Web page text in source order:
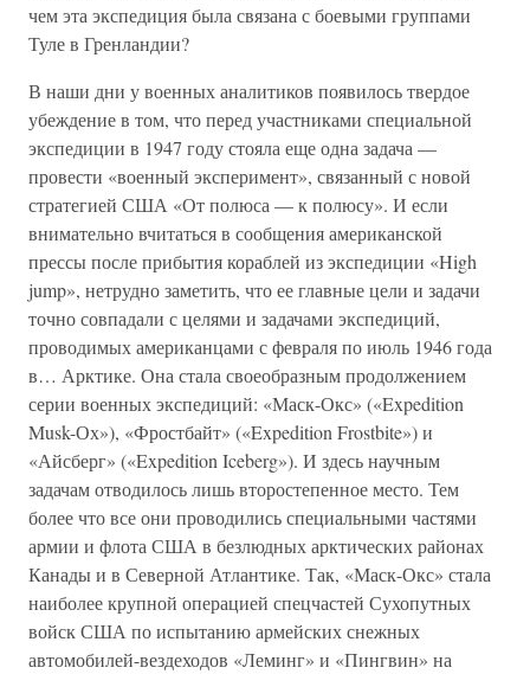
чем эта экспедиция была связана с боевыми группами
Туле в Гренландии?
В наши дни у военных аналитиков появилось твердое
убеждение в том, что перед участниками специальной
экспедиции в 1947 году стояла еще одна задача —
провести «военный эксперимент», связанный с новой
стратегией США «От полюса — к полюсу». И если
внимательно вчитаться в сообщения американской
прессы после прибытия кораблей из экспедиции «High
jump», нетрудно заметить, что ее главные цели и задачи
точно совпадали с целями и задачами экспедиций,
проводимых американцами с февраля по июль 1946 года
в… Арктике. Она стала своеобразным продолжением
серии военных экспедиций: «Маск-Окс» («Expedition
Musk-Ох»), «Фростбайт» («Expedition Frostbite») и
«Айсберг» («Expedition Iceberg»). И здесь научным
задачам отводилось лишь второстепенное место. Тем
более что все они проводились специальными частями
армии и флота США в безлюдных арктических районах
Канады и в Северной Атлантике. Так, «Маск-Окс» стала
наиболее крупной операцией спецчастей Сухопутных
войск США по испытанию армейских снежных
автомобилей-вездеходов «Леминг» и «Пингвин» на